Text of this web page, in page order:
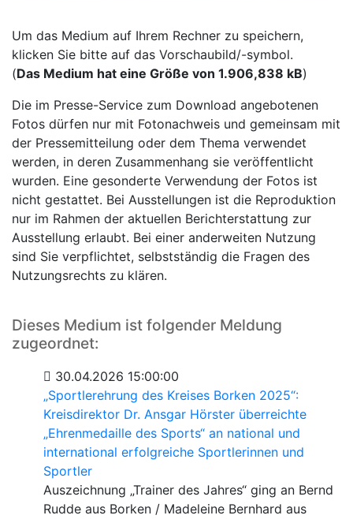
Um das Medium auf Ihrem Rechner zu speichern,
klicken Sie bitte auf das Vorschaubild/-symbol.
(Das Medium hat eine Größe von 1.906,838 kB)
Die im Presse-Service zum Download angebotenen
Fotos dürfen nur mit Fotonachweis und gemeinsam mit
der Pressemitteilung oder dem Thema verwendet
werden, in deren Zusammenhang sie veröffentlicht
wurden. Eine gesonderte Verwendung der Fotos ist
nicht gestattet. Bei Ausstellungen ist die Reproduktion
nur im Rahmen der aktuellen Berichterstattung zur
Ausstellung erlaubt. Bei einer anderweiten Nutzung
sind Sie verpflichtet, selbstständig die Fragen des
Nutzungsrechts zu klären.
Dieses Medium ist folgender Meldung
zugeordnet:
30.04.2026 15:00:00
„Sportlerehrung des Kreises Borken 2025“:
Kreisdirektor Dr. Ansgar Hörster überreichte
„Ehrenmedaille des Sports“ an national und
international erfolgreiche Sportlerinnen und
Sportler
Auszeichnung „Trainer des Jahres“ ging an Bernd
Rudde aus Borken / Madeleine Bernhard aus